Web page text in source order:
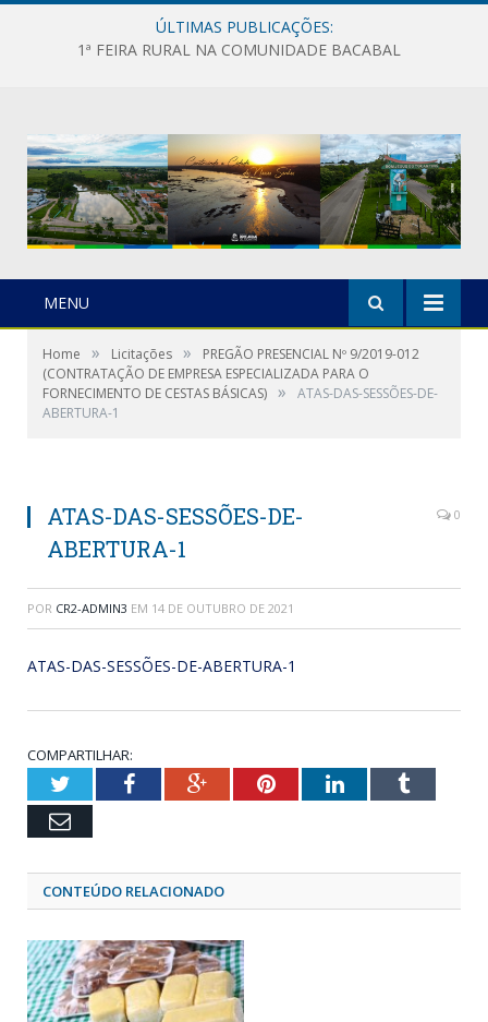
ÚLTIMAS PUBLICAÇÕES:
1ª FEIRA RURAL NA COMUNIDADE BACABAL
MENU
Home » Licitações »
PREGÃO PRESENCIAL Nº 9/2019-012
(CONTRATAÇÃO DE EMPRESA ESPECIALIZADA PARA O
FORNECIMENTO DE CESTAS BÁSICAS) »
ATAS-DAS-SESSÕES-DE-
ABERTURA-1
ATAS-DAS-SESSÕES-DE-
ABERTURA-1
0
POR CR2-ADMIN3 EM 14 DE OUTUBRO DE 2021
ATAS-DAS-SESSÕES-DE-ABERTURA-1
COMPARTILHAR:
TwitterFacebookGoogle+PinterestLinkedInTumblr
Email
CONTEÚDO RELACIONADO